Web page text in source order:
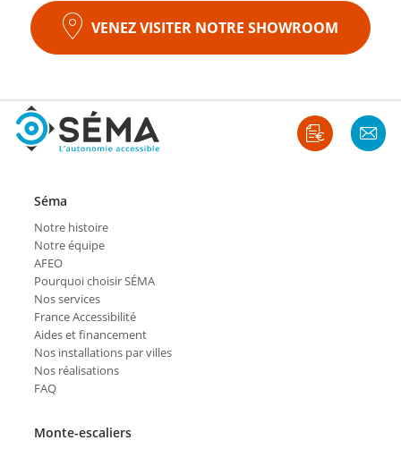
VENEZ VISITER NOTRE SHOWROOM
Séma
Notre histoire
Notre équipe
AFEO
Pourquoi choisir SÉMA
Nos services
France Accessibilité
Aides et financement
Nos installations par villes
Nos réalisations
FAQ
Monte-escaliers